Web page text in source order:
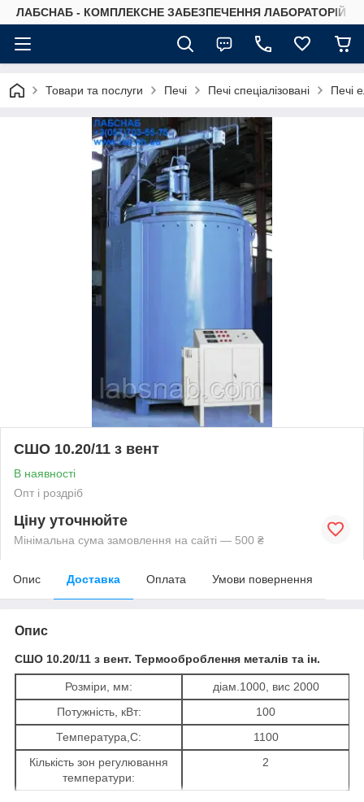
ЛАБСНАБ - КОМПЛЕКСНЕ ЗАБЕЗПЕЧЕННЯ ЛАБОРАТОРІЙ
Товари та послуги Печі Печі спеціалізовані Печі
СШО 10.20/11 з вент
В наявності
Опт і роздріб
Ціну уточнюйте
Мінімальна сума замовлення на сайті — 500 ₴
Опис Доставка Оплата Умови повернення
Опис
СШО 10.20/11 з вент. Термооброблення металів та ін.
Розміри, мм:
діам.1000, вис 2000
Потужність, кВт:
100
Температура,С:
1100
Кількість зон регулювання
температури:
2